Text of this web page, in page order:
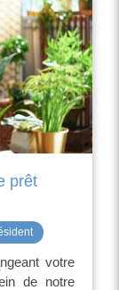
prêt
votre
de notre